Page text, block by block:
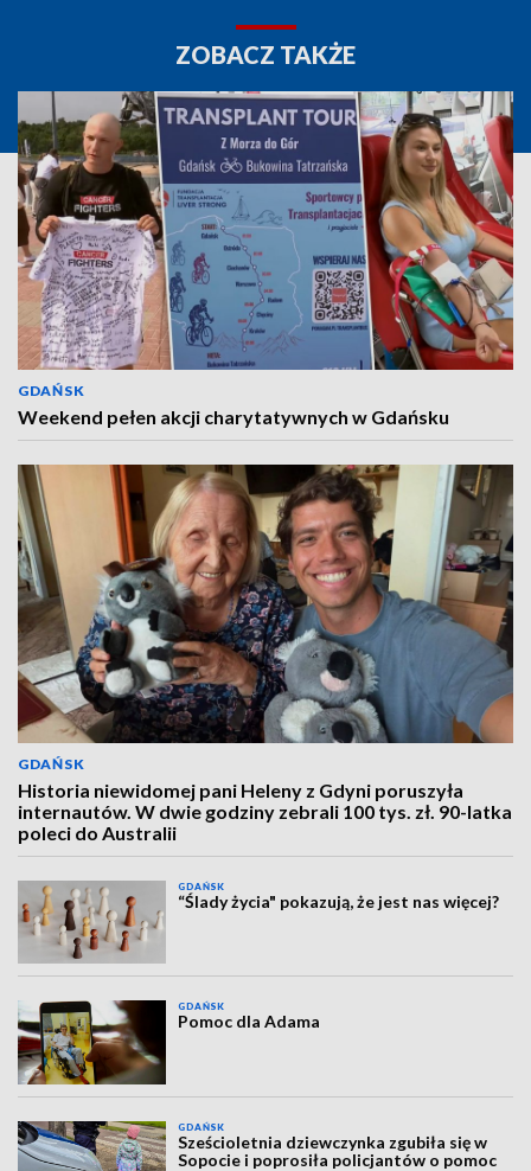
ZOBACZ TAKŻE
GDAŃSK
Weekend pełen akcji charytatywnych w Gdańsku
GDAŃSK
Historia niewidomej pani Heleny z Gdyni poruszyła
internautów. W dwie godziny zebrali 100 tys. zł. 90-latka
poleci do Australii
GDAŃSK
“Ślady życia" pokazują, że jest nas więcej?
GDAŃSK
Pomoc dla Adama
GDAŃSK
Sześcioletnia dziewczynka zgubiła się w
Sopocie i poprosiła policjantów o pomoc